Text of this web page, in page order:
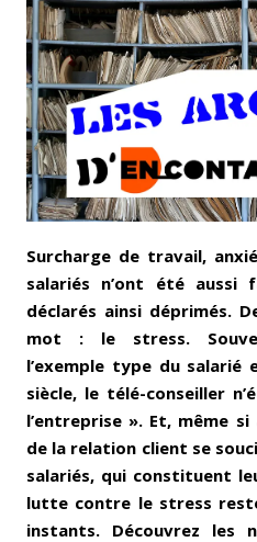
Email
Bluesky
Surcharge de travail,
salariés n’ont été aussi
déclarés ainsi déprimés.
mot : le stress.
l’exemple type du
siècle, le télé-conseiller
l’entreprise ». Et, même si
de la relation client se
salariés, qui constituent
lutte contre le stress
instants. Découvrez les